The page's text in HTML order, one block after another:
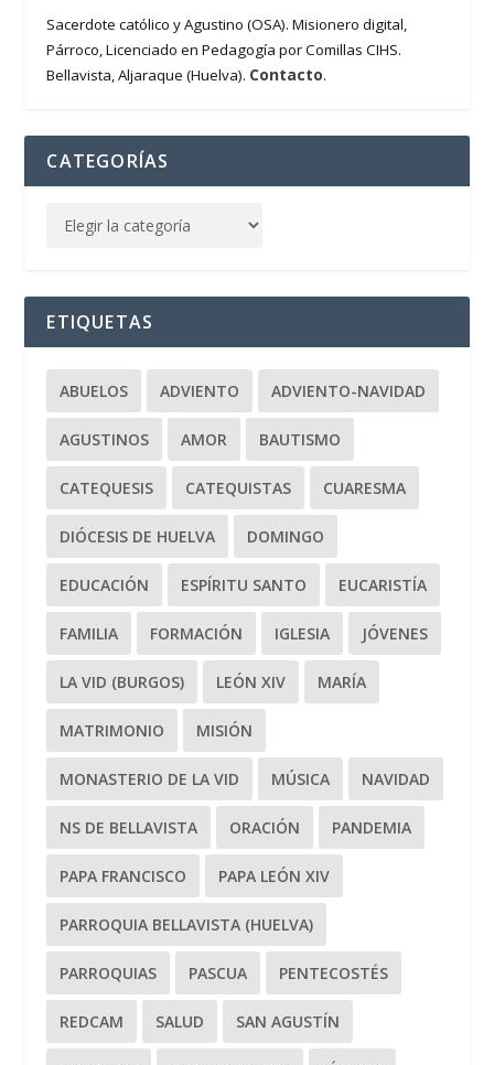
Sacerdote católico y Agustino (OSA). Misionero digital,
Párroco, Licenciado en Pedagogía por Comillas CIHS.
Bellavista, Aljaraque (Huelva). Contacto.
CATEGORÍAS
ETIQUETAS
ABUELOS ADVIENTO ADVIENTO-NAVIDAD
AGUSTINOS AMOR BAUTISMO
CATEQUESIS CATEQUISTAS CUARESMA
DIÓCESIS DE HUELVA DOMINGO
EDUCACIÓN ESPÍRITU SANTO EUCARISTÍA
FAMILIA FORMACIÓN IGLESIA JÓVENES
LA VID (BURGOS) LEÓN XIV MARÍA
MATRIMONIO MISIÓN
MONASTERIO DE LA VID MÚSICA NAVIDAD
NS DE BELLAVISTA ORACIÓN PANDEMIA
PAPA FRANCISCO PAPA LEÓN XIV
PARROQUIA BELLAVISTA (HUELVA)
PARROQUIAS PASCUA PENTECOSTÉS
REDCAM SALUD SAN AGUSTÍN